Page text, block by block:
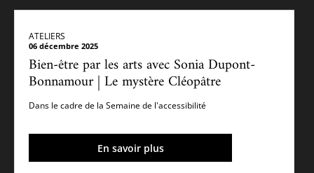
ATELIERS
06 décembre 2025
Bien-être par les arts avec Sonia Dupont-
Bonnamour | Le mystère Cléopâtre
Dans le cadre de la Semaine de l'accessibilité
En savoir plus